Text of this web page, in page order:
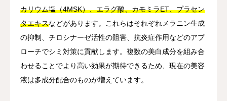
カリウム塩（4MSK）、エラグ酸、カモミラET、プラセン
タエキスなどがあります。これらはそれぞれメラニン生成
の抑制、チロシナーゼ活性の阻害、抗炎症作用などのアプ
ローチでシミ対策に貢献します。複数の美白成分を組み合
わせることでより高い効果が期待できるため、現在の美容
液は多成分配合のものが増えています。